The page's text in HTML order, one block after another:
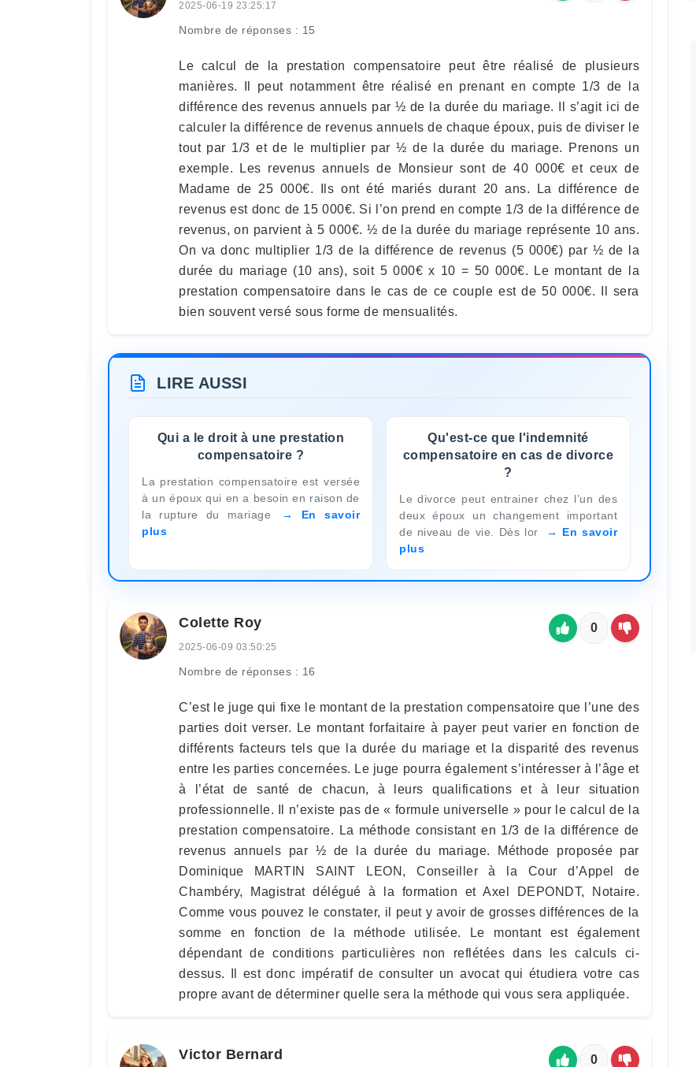
2025-06-19 23:25:17
Nombre de réponses : 15
Le calcul de la prestation compensatoire peut être réalisé de plusieurs
manières. Il peut notamment être réalisé en prenant en compte 1/3 de la
différence des revenus annuels par ½ de la durée du mariage. Il s’agit ici de
calculer la différence de revenus annuels de chaque époux, puis de diviser le
tout par 1/3 et de le multiplier par ½ de la durée du mariage. Prenons un
exemple. Les revenus annuels de Monsieur sont de 40 000€ et ceux de
Madame de 25 000€. Ils ont été mariés durant 20 ans. La différence de
revenus est donc de 15 000€. Si l’on prend en compte 1/3 de la différence de
revenus, on parvient à 5 000€. ½ de la durée du mariage représente 10 ans.
On va donc multiplier 1/3 de la différence de revenus (5 000€) par ½ de la
durée du mariage (10 ans), soit 5 000€ x 10 = 50 000€. Le montant de la
prestation compensatoire dans le cas de ce couple est de 50 000€. Il sera
bien souvent versé sous forme de mensualités.
LIRE AUSSI
Qui a le droit à une prestation
compensatoire ?
La prestation compensatoire est versée
à un époux qui en a besoin en raison de
la rupture du mariage
En savoir
plus
Qu'est-ce que l'indemnité
compensatoire en cas de divorce
?
Le divorce peut entrainer chez l’un des
deux époux un changement important
de niveau de vie. Dès lor
En savoir
plus
Colette Roy
2025-06-09 03:50:25
Nombre de réponses : 16
0
C’est le juge qui fixe le montant de la prestation compensatoire que l’une des
parties doit verser. Le montant forfaitaire à payer peut varier en fonction de
différents facteurs tels que la durée du mariage et la disparité des revenus
entre les parties concernées. Le juge pourra également s’intéresser à l’âge et
à l’état de santé de chacun, à leurs qualifications et à leur situation
professionnelle. Il n’existe pas de « formule universelle » pour le calcul de la
prestation compensatoire. La méthode consistant en 1/3 de la différence de
revenus annuels par ½ de la durée du mariage. Méthode proposée par
Dominique MARTIN SAINT LEON, Conseiller à la Cour d’Appel de
Chambéry, Magistrat délégué à la formation et Axel DEPONDT, Notaire.
Comme vous pouvez le constater, il peut y avoir de grosses différences de la
somme en fonction de la méthode utilisée. Le montant est également
dépendant de conditions particulières non reflétées dans les calculs ci-
dessus. Il est donc impératif de consulter un avocat qui étudiera votre cas
propre avant de déterminer quelle sera la méthode qui vous sera appliquée.
Victor Bernard 0